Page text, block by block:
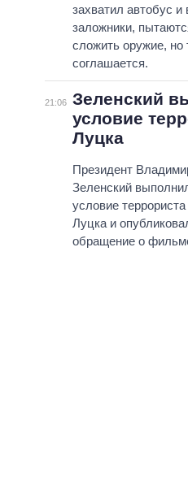
захватил автобус
заложники,
сложить оружие, но
соглашается.
21:06 Зеленский
условие
Луцка
Президент
Зеленский
условие террориста
Луцка и
обращение о